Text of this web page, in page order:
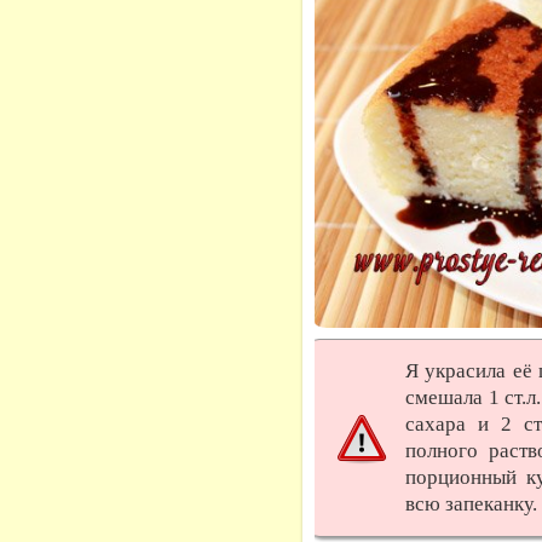
Я украсила её
смешала 1
сахара и 2
полного
порционный
всю запеканку.